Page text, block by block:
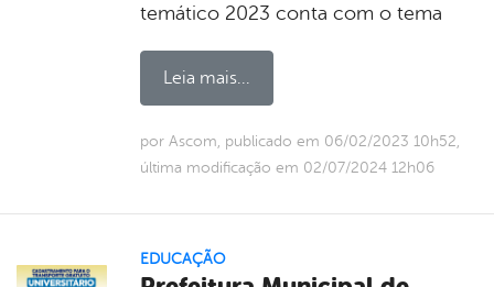
temático 2023 conta com o tema
Leia mais...
por Ascom, publicado em 06/02/2023 10h52,
última modificação em 02/07/2024 12h06
EDUCAÇÃO